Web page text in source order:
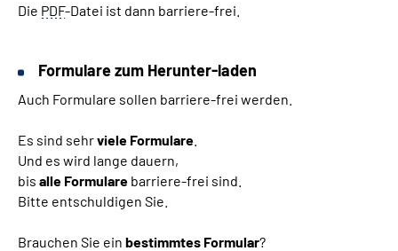
Die PDF-Datei ist dann barriere-frei.
Formulare zum Herunter-laden
Auch Formulare sollen barriere-frei werden.
Es sind sehrviele Formulare
Und es wird lange dauern,
bis alle Formulare barriere-frei sind.
Bitte entschuldigen Sie.
Brauchen Sie ein bestimmtes Formular?